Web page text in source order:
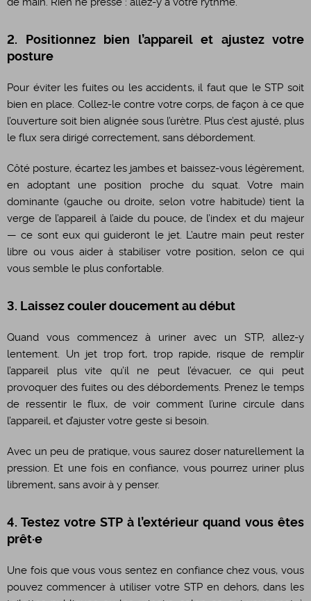
de main. Rien ne presse : allez-y à votre rythme.
2. Positionnez bien l’appareil et ajustez votre
posture
Pour éviter les fuites ou les accidents, il faut que le STP soit
bien en place. Collez-le contre votre corps, de façon à ce que
l’ouverture soit bien alignée sous l’urètre. Plus c’est ajusté, plus
le flux sera dirigé correctement, sans débordement.
Côté posture, écartez les jambes et baissez-vous légèrement,
en adoptant une position proche du squat. Votre main
dominante (gauche ou droite, selon votre habitude) tient la
verge de l’appareil à l’aide du pouce, de l’index et du majeur
— ce sont eux qui guideront le jet. L’autre main peut rester
libre ou vous aider à stabiliser votre position, selon ce qui
vous semble le plus confortable.
3. Laissez couler doucement au début
Quand vous commencez à uriner avec un STP, allez-y
lentement. Un jet trop fort, trop rapide, risque de remplir
l’appareil plus vite qu’il ne peut l’évacuer, ce qui peut
provoquer des fuites ou des débordements. Prenez le temps
de ressentir le flux, de voir comment l’urine circule dans
l’appareil, et d’ajuster votre geste si besoin.
Avec un peu de pratique, vous saurez doser naturellement la
pression. Et une fois en confiance, vous pourrez uriner plus
librement, sans avoir à y penser.
4. Testez votre STP à l’extérieur quand vous êtes
prêt·e
Une fois que vous vous sentez en confiance chez vous, vous
pouvez commencer à utiliser votre STP en dehors, dans les